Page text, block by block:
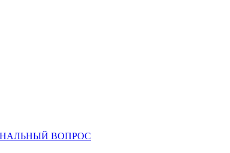
ВОПРОС